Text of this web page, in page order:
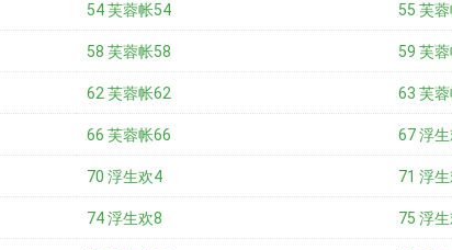
54 芙蓉帐54 55 芙
58 芙蓉帐58 59 芙
62 芙蓉帐62 63 芙
66 芙蓉帐66 67 浮生
70 浮生欢4 71 浮
74 浮生欢8 75 浮